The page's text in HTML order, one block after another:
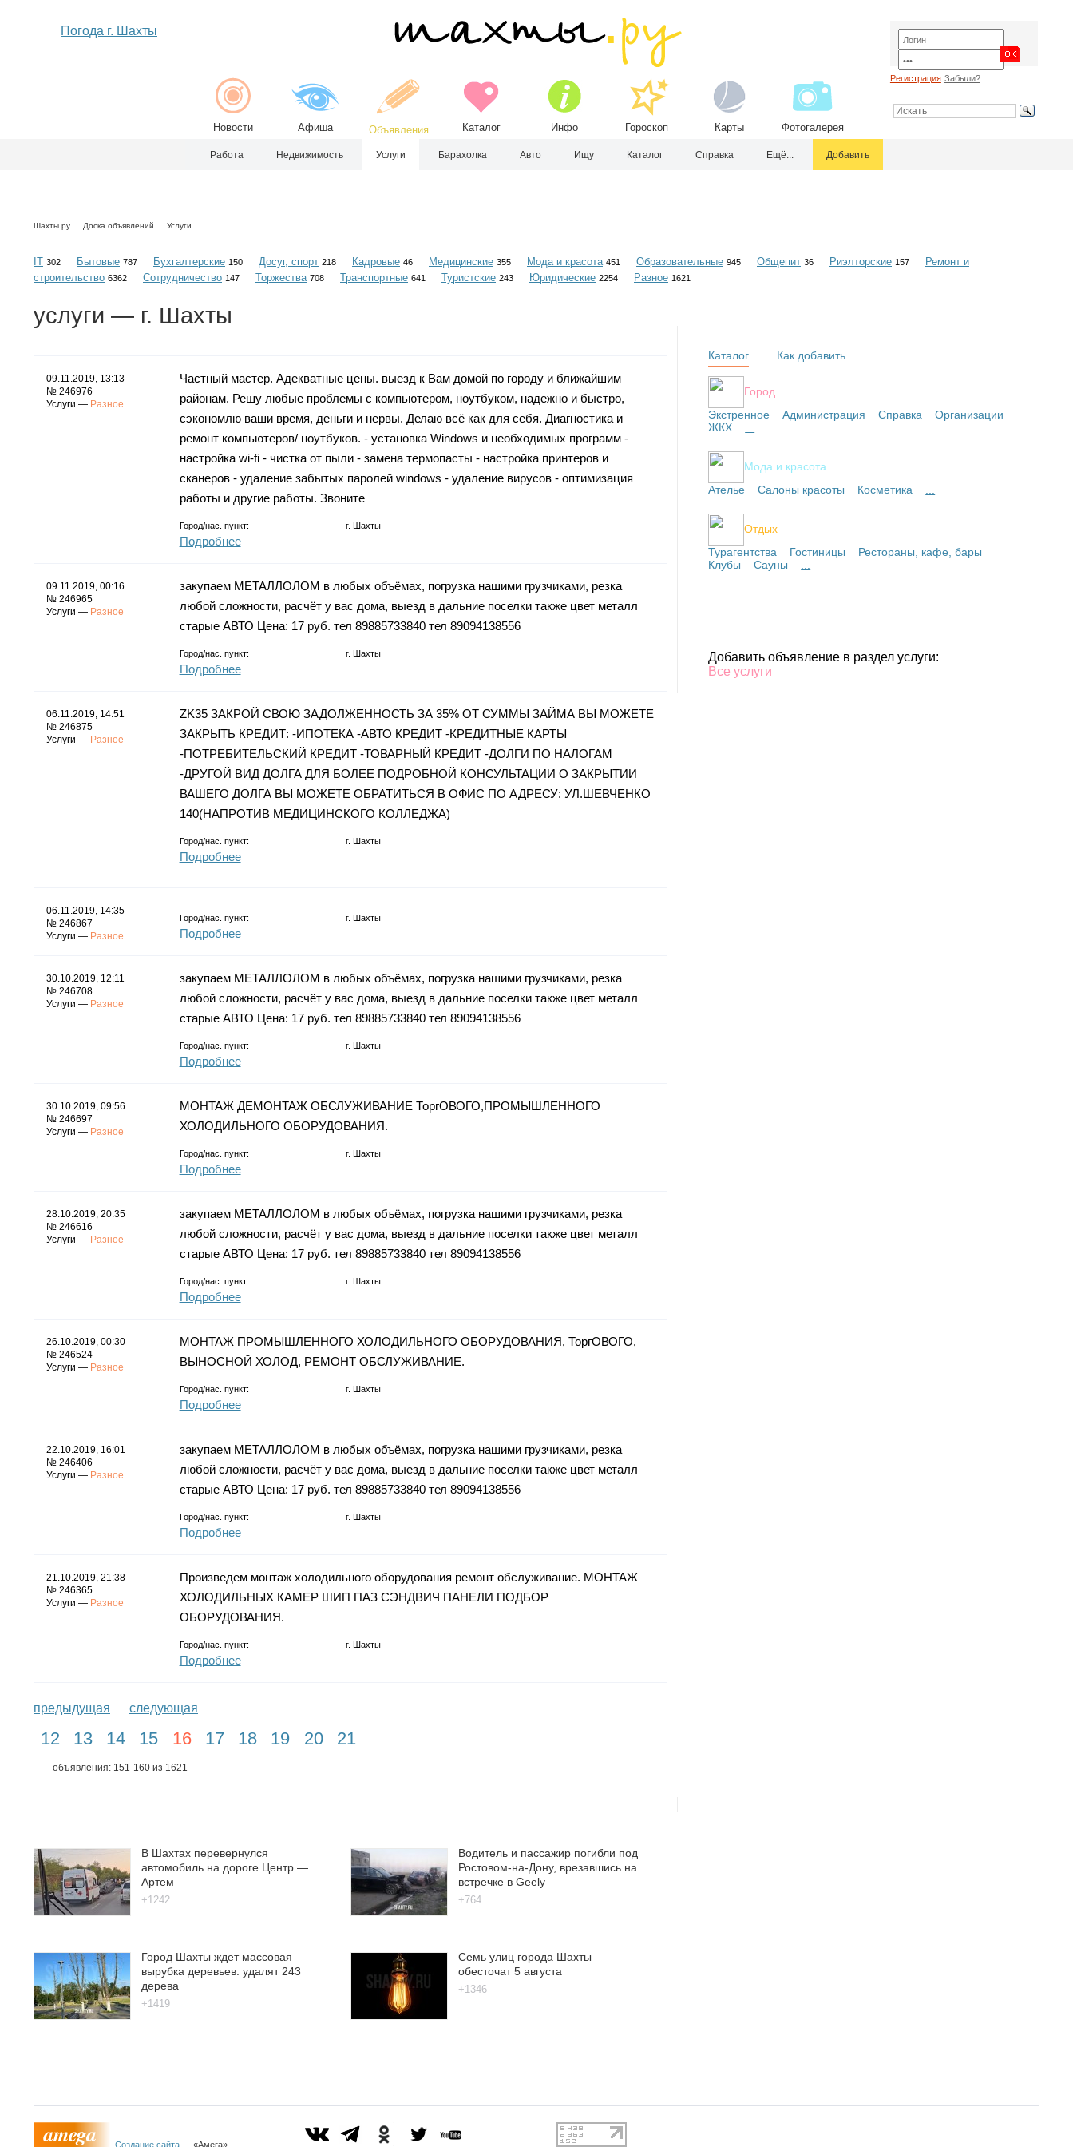
Погода г. Шахты
Новости Афиша Объявления Каталог Инфо Гороскоп Карты Фотогалерея
Регистрация Забыли?
Работа Недвижимость Услуги Барахолка Авто Ищу Каталог Справка Ещё... Добавить
Шахты.ру Доска объявлений Услуги
IT 302 Бытовые 787 Бухгалтерские 150 Досуг, спорт 218 Кадровые 46 Медицинские 355 Мода и красота 451 Образовательные 945 Общепит 36 Риэлторские 157
Ремонт и
строительство 6362 Сотрудничество 147 Торжества 708 Транспортные 641 Туристские 243 Юридические 2254 Разное 1621
услуги — г. Шахты
09.11.2019, 13:13
№ 246976
Услуги — Разное
Частный мастер. Адекватные цены. выезд к Вам домой по городу и ближайшим
районам. Решу любые проблемы с компьютером, ноутбуком, надежно и быстро,
сэкономлю ваши время, деньги и нервы. Делаю всё как для себя. Диагностика и
ремонт компьютеров/ ноутбуков. - установка Windows и необходимых программ -
настройка wi-fi - чистка от пыли - замена термопасты - настройка принтеров и
сканеров - удаление забытых паролей windows - удаление вирусов - оптимизация
работы и другие работы. Звоните
Город/нас. пункт: г. Шахты
Подробнее
09.11.2019, 00:16
№ 246965
Услуги — Разное
закупаем МЕТАЛЛОЛОМ в любых объёмах, погрузка нашими грузчиками, резка
любой сложности, расчёт у вас дома, выезд в дальние поселки также цвет металл
старые АВТО Цена: 17 руб. тел 89885733840 тел 89094138556
Город/нас. пункт: г. Шахты
Подробнее
06.11.2019, 14:51
№ 246875
Услуги — Разное
ZK35 ЗАКРОЙ СВОЮ ЗАДОЛЖЕННОСТЬ ЗА 35% ОТ СУММЫ ЗАЙМА ВЫ МОЖЕТЕ
ЗАКРЫТЬ КРЕДИТ: -ИПОТЕКА -АВТО КРЕДИТ -КРЕДИТНЫЕ КАРТЫ
-ПОТРЕБИТЕЛЬСКИЙ КРЕДИТ -ТОВАРНЫЙ КРЕДИТ -ДОЛГИ ПО НАЛОГАМ
-ДРУГОЙ ВИД ДОЛГА ДЛЯ БОЛЕЕ ПОДРОБНОЙ КОНСУЛЬТАЦИИ О ЗАКРЫТИИ
ВАШЕГО ДОЛГА ВЫ МОЖЕТЕ ОБРАТИТЬСЯ В ОФИС ПО АДРЕСУ: УЛ.ШЕВЧЕНКО
140(НАПРОТИВ МЕДИЦИНСКОГО КОЛЛЕДЖА)
Город/нас. пункт: г. Шахты
Подробнее
06.11.2019, 14:35
№ 246867
Услуги — Разное
Город/нас. пункт: г. Шахты
Подробнее
30.10.2019, 12:11
№ 246708
Услуги — Разное
закупаем МЕТАЛЛОЛОМ в любых объёмах, погрузка нашими грузчиками, резка
любой сложности, расчёт у вас дома, выезд в дальние поселки также цвет металл
старые АВТО Цена: 17 руб. тел 89885733840 тел 89094138556
Город/нас. пункт: г. Шахты
Подробнее
30.10.2019, 09:56
№ 246697
Услуги — Разное
МОНТАЖ ДЕМОНТАЖ ОБСЛУЖИВАНИЕ ТоргОВОГО,ПРОМЫШЛЕННОГО
ХОЛОДИЛЬНОГО ОБОРУДОВАНИЯ.
Город/нас. пункт: г. Шахты
Подробнее
28.10.2019, 20:35
№ 246616
Услуги — Разное
закупаем МЕТАЛЛОЛОМ в любых объёмах, погрузка нашими грузчиками, резка
любой сложности, расчёт у вас дома, выезд в дальние поселки также цвет металл
старые АВТО Цена: 17 руб. тел 89885733840 тел 89094138556
Город/нас. пункт: г. Шахты
Подробнее
26.10.2019, 00:30
№ 246524
Услуги — Разное
МОНТАЖ ПРОМЫШЛЕННОГО ХОЛОДИЛЬНОГО ОБОРУДОВАНИЯ, ТоргОВОГО,
ВЫНОСНОЙ ХОЛОД, РЕМОНТ ОБСЛУЖИВАНИЕ.
Город/нас. пункт: г. Шахты
Подробнее
22.10.2019, 16:01
№ 246406
Услуги — Разное
закупаем МЕТАЛЛОЛОМ в любых объёмах, погрузка нашими грузчиками, резка
любой сложности, расчёт у вас дома, выезд в дальние поселки также цвет металл
старые АВТО Цена: 17 руб. тел 89885733840 тел 89094138556
Город/нас. пункт: г. Шахты
Подробнее
21.10.2019, 21:38
№ 246365
Услуги — Разное
Произведем монтаж холодильного оборудования ремонт обслуживание. МОНТАЖ
ХОЛОДИЛЬНЫХ КАМЕР ШИП ПАЗ СЭНДВИЧ ПАНЕЛИ ПОДБОР
ОБОРУДОВАНИЯ.
Город/нас. пункт: г. Шахты
Подробнее
предыдущая следующая
12 13 14 15 16 17 18 19 20 21
объявления: 151-160 из 1621
Каталог
Город
Экстренное
Администрация Справка
Организации
ЖКХ
Мода и красота
Ателье
Салоны красоты Косметика
Отдых
Турагентства
Гостиницы
Рестораны, кафе, бары
Клубы
Сауны
Как добавить
Добавить объявление в раздел услуги:
Все услуги
В Шахтах перевернулся
автомобиль на дороге Центр —
Артем
+1242
Водитель и пассажир погибли под
Ростовом-на-Дону, врезавшись на
встречке в Geely
+764
Город Шахты ждет массовая
вырубка деревьев: удалят 243
дерева
+1419
Семь улиц города Шахты
обесточат 5 августа
+1346
Создание сайта — «Амега»